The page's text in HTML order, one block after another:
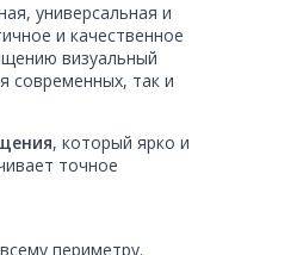
универсальная и
и качественное
визуальный
современных, так и
, который ярко и
точное
периметру.